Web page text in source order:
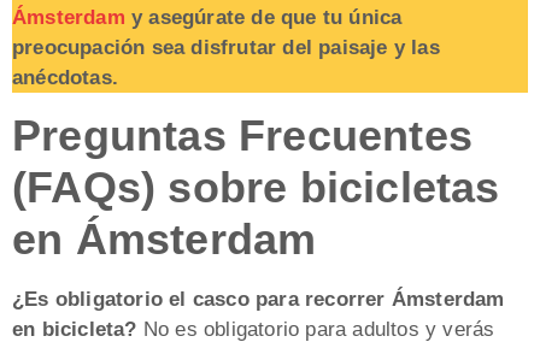
Ámsterdam y asegúrate de que tu única
preocupación sea disfrutar del paisaje y las
anécdotas.
Preguntas Frecuentes
(FAQs) sobre bicicletas
en Ámsterdam
¿Es obligatorio el casco para recorrer Ámsterdam
en bicicleta? No es obligatorio para adultos y verás